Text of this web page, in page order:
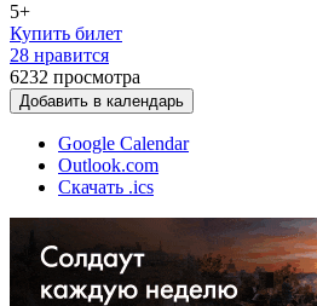
5+
Купить билет
28 нравится
6232 просмотра
Добавить в календарь
Google Calendar
Outlook.com
Скачать .ics